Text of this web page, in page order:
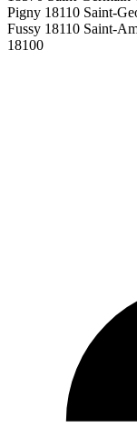
Pigny 18110 Saint-
Fussy 18110 Saint-
18100